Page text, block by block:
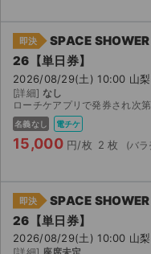
即決
SPACE
26【単日券】
2026/08/29(土) 10:00 山梨
[詳細] なし
ローチケアプリで発券され次
名義なし 電チケ
15,000 円/枚 2 枚
即決
SPACE
26【単日券】
2026/08/29(土) 10:00 山梨